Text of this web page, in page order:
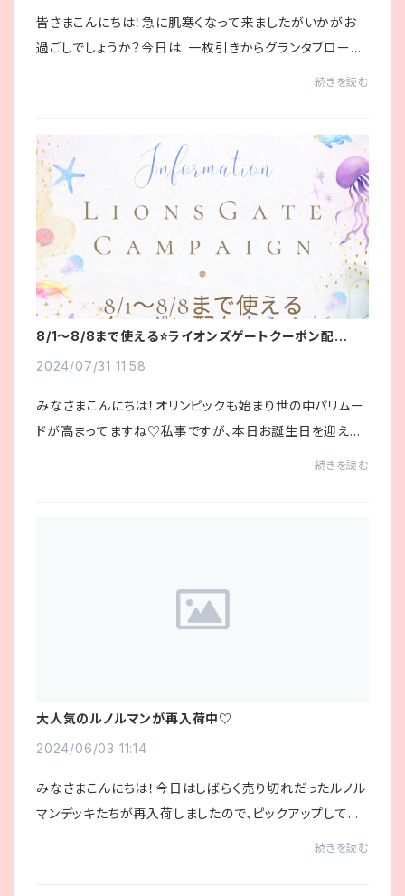
皆さまこんにちは！急に肌寒くなって来ましたがいかがお
過ごしでしょうか？今日は「一枚引きからグランタブローま
でトライしてみよう♡」というテーマのもと、新しいルノルマ
続きを読む
8/1〜8/8まで使える⭐️ライオンズゲートクーポン配布
2024/07/31 11:58
みなさまこんにちは！オリンピックも始まり世の中パリムー
ドが高まってますね♡私事ですが、本日お誕生日を迎えま
続きを読む
大人気のルノルマンが再入荷中♡
2024/06/03 11:14
みなさまこんにちは！今日はしばらく売り切れだったルノル
マンデッキたちが再入荷しましたので、ピックアップしてご
続きを読む